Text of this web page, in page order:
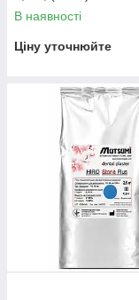
В наявності
Ціну уточнюйте